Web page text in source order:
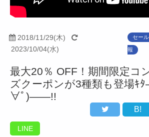
2018/11/29(木)
2023/10/04(水)
セー
報
最大20％ OFF！期間限定コ
ズクーポンが3種類も登場ｷ
∀ﾟ)――!!
B!
LINE